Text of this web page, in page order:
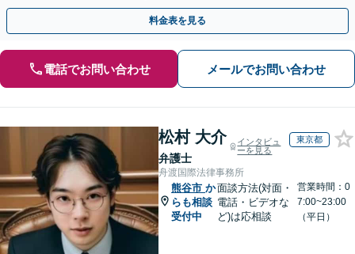
【事前予約で休日・夜間面談可】
料金表を見る
電話でお問い合わせ メールでお問い合わせ
松村 大介
弁護士
インタビュ
ーを見る
東京都
舟渡国際法律事務所
熊谷市 か
らも相談
受付中
面談方法(対面・
電話・ビデオな
ど)は応相談
営業時間：0
7:00~23:00
（平日）